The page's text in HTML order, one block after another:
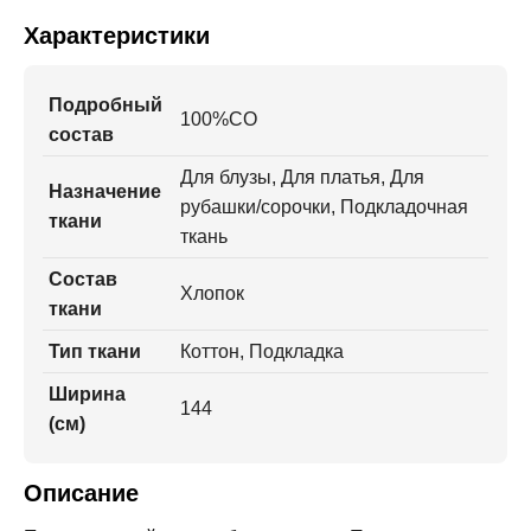
Характеристики
Подробный
состав
100%CO
Назначение
ткани
Для блузы, Для платья, Для
рубашки/сорочки, Подкладочная
ткань
Состав
ткани
Хлопок
Тип ткани Коттон, Подкладка
Ширина
(см)
144
Описание